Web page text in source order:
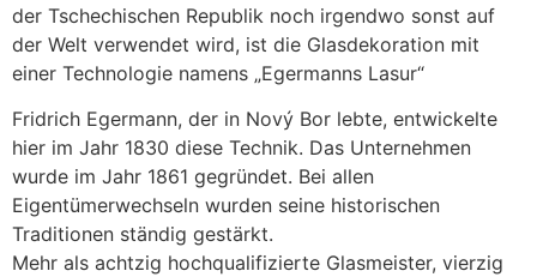
der Tschechischen Republik noch irgendwo sonst auf
der Welt verwendet wird, ist die Glasdekoration mit
einer Technologie namens „Egermanns Lasur“
Fridrich Egermann, der in Nový Bor lebte, entwickelte
hier im Jahr 1830 diese Technik. Das Unternehmen
wurde im Jahr 1861 gegründet. Bei allen
Eigentümerwechseln wurden seine historischen
Traditionen ständig gestärkt.
Mehr als achtzig hochqualifizierte Glasmeister, vierzig